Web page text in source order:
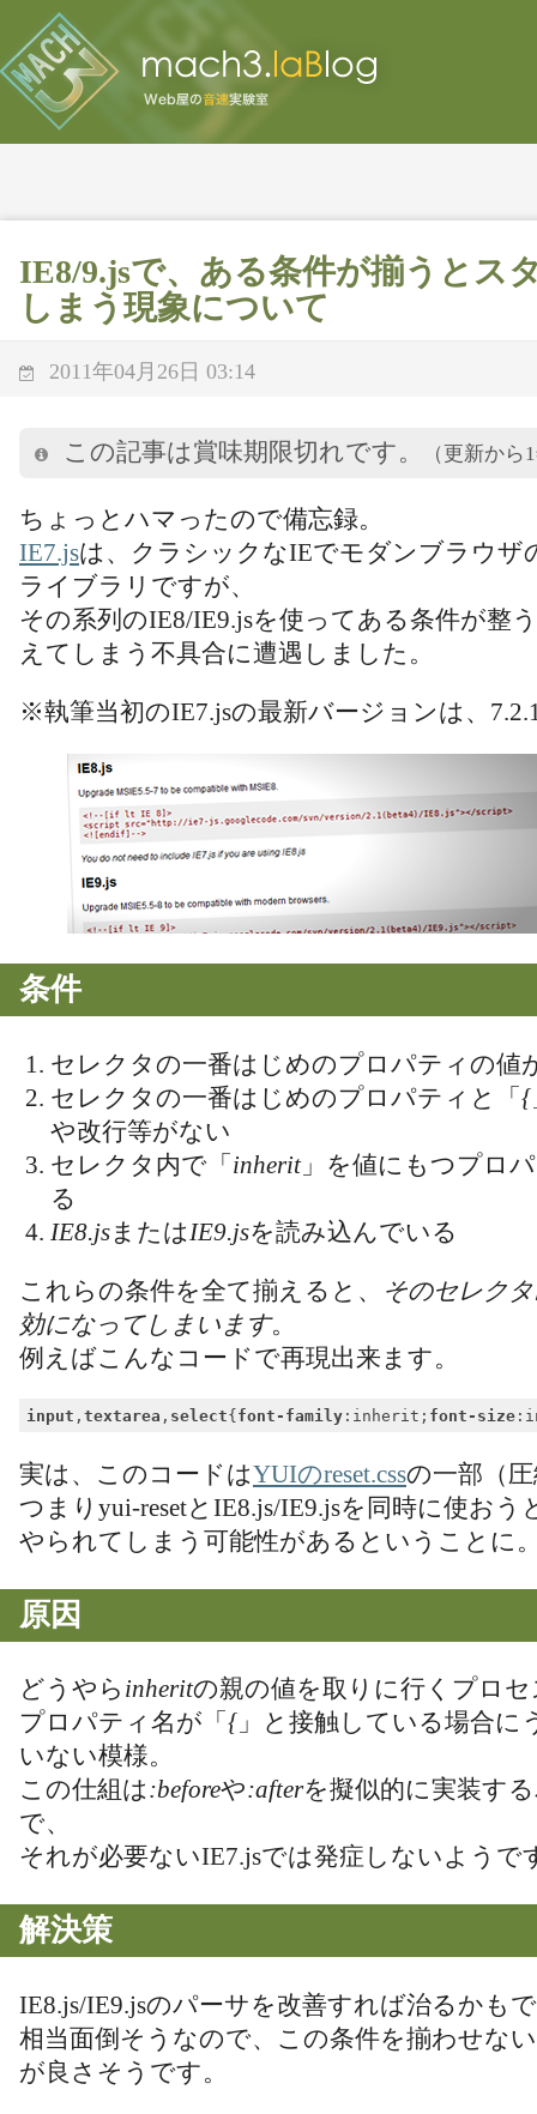
IE8/9.jsで、ある条件が揃うとス
しまう現象について
2011年04月26日 03:14
この記事は賞味期限切れです。 （更新か
ちょっとハマったので備忘録。
IE7.jsは、クラシックなIEでモダンブラウザ
ライブラリですが、
その系列のIE8/IE9.jsを使ってある条件が整
えてしまう不具合に遭遇しました。
※執筆当初のIE7.jsの最新バージョンは、
条件
セレクタの一番はじめのプロパティの値
セレクタの一番はじめのプロパティと「 {
や改行等がない
セレクタ内で「 inherit」を値にもつプロ
る
IE8.jsまたはIE9.jsを読み込んでいる
これらの条件を全て揃えると、
そのセレク
効になってしまいます。
例えばこんなコードで再現出来ます。
input ,textarea , select{ font-family :inherit; font-size
実は、このコードはYUIのreset.cssの一部（
つまりyui-resetとIE8.js/IE9.jsを同時に使おう
やられてしまう可能性があるということに
原因
どうやら inheritの親の値を取りに行くプロ
プロパティ名が「 { 」と接触している場合に
いない模様。
この仕組は:beforeや:afterを擬似的に実装す
で、
それが必要ないIE7.jsでは発症しないようで
解決策
IE8.js/IE9.jsのパーサを改善すれば治るかも
相当面倒そうなので、この条件を揃わせな
が良さそうです。